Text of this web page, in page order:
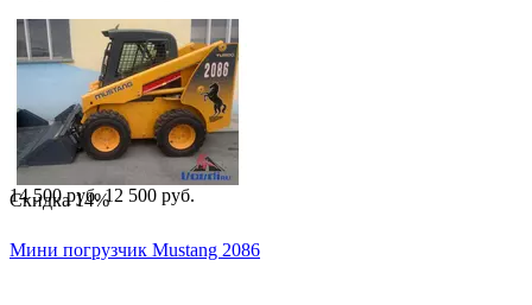
Скидка14%
14 500 руб. 12 500 руб.
Мини погрузчик Mustang 2086